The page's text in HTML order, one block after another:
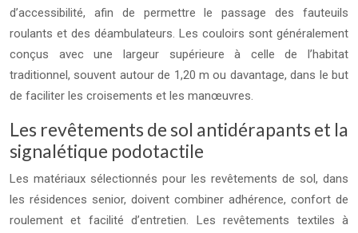
d’accessibilité, afin de permettre le passage des fauteuils
roulants et des déambulateurs. Les couloirs sont généralement
conçus avec une largeur supérieure à celle de l’habitat
traditionnel, souvent autour de 1,20 m ou davantage, dans le but
de faciliter les croisements et les manœuvres.
Les revêtements de sol antidérapants et la
signalétique podotactile
Les matériaux sélectionnés pour les revêtements de sol, dans
les résidences senior, doivent combiner adhérence, confort de
roulement et facilité d’entretien. Les revêtements textiles à